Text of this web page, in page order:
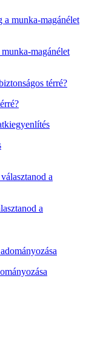
magánélet
a